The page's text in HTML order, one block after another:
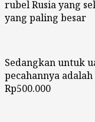
rubel Rusia yang
yang paling besar
Sedangkan untuk
pecahannya adalah
Rp500.000